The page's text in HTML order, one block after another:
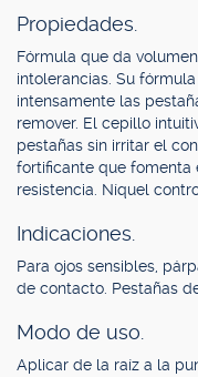
Propiedades.
Fórmula que da
intolerancias. Su
intensamente las
remover. El cepillo
pestañas sin irritar el
fortificante que fomenta
resistencia. Níquel
Indicaciones.
Para ojos sensibles,
de contacto. Pestañas
Modo de uso.
Aplicar de la raíz a la